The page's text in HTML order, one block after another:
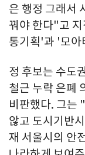
은 행정 그래서
꿔야 한다"고
통기획'과 '모아
정 후보는 수도
철근 누락 은폐
비판했다. 그는
않고 도시기반
재 서울시의 안